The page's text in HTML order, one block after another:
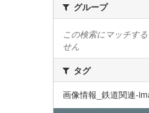
グループ
この検索にマッチす
せん
タグ
画像情報_鉄道関連-